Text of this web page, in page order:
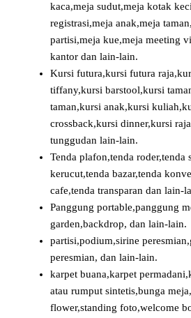
kaca,meja sudut,meja kotak
registrasi,meja anak,meja
partisi,meja kue,meja meeting
kantor dan lain-lain.
Kursi futura,kursi futura
tiffany,kursi barstool,kursi
taman,kursi anak,kursi
crossback,kursi dinner,kursi
tunggudan lain-lain.
Tenda plafon,tenda roder,tenda
kerucut,tenda bazar,tenda
cafe,tenda transparan dan lain-
Panggung portable,panggung
garden,backdrop, dan lain-lain.
partisi,podium,sirine
peresmian, dan lain-lain.
karpet buana,karpet
atau rumput sintetis,bunga
flower,standing foto,welcome